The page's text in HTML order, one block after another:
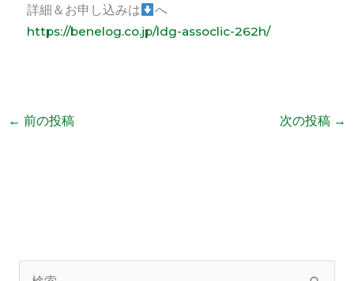
詳細＆お申し込みは
へ
https://benelog.co.jp/ldg-assoclic-262h/
← 前の投稿 次の投稿 →